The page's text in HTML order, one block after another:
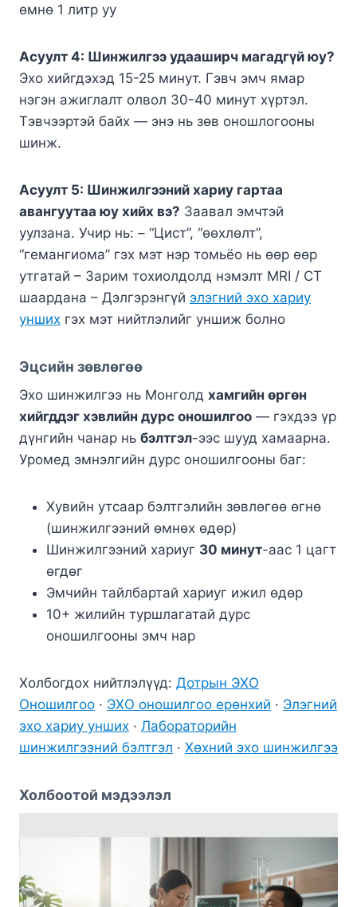
өмнө 1 литр уу
Асуулт 4: Шинжилгээ удааширч магадгүй юу?
Эхо хийгдэхэд 15-25 минут. Гэвч эмч ямар
нэгэн ажиглалт олвол 30-40 минут хүртэл.
Тэвчээртэй байх — энэ нь зөв оношлогооны
шинж.
Асуулт 5: Шинжилгээний хариу гартаа
авангуутаа юу хийх вэ? Заавал эмчтэй
уулзана. Учир нь: – “Цист”, “өөхлөлт”,
“гемангиома” гэх мэт нэр томьёо нь өөр өөр
утгатай – Зарим тохиолдолд нэмэлт MRI / CT
шаардана – Дэлгэрэнгүй элэгний эхо хариу
унших гэх мэт нийтлэлийг уншиж болно
Эцсийн зөвлөгөө
Эхо шинжилгээ нь Монголд хамгийн өргөн
хийгддэг хэвлийн дурс оношилгоо — гэхдээ үр
дүнгийн чанар нь бэлтгэл-ээс шууд хамаарна.
Уромед эмнэлгийн дурс оношилгооны баг:
Хувийн утсаар бэлтгэлийн зөвлөгөө өгнө
(шинжилгээний өмнөх өдөр)
Шинжилгээний хариуг 30 минут-аас 1 цагт
өгдөг
Эмчийн тайлбартай хариуг ижил өдөр
10+ жилийн туршлагатай дурс
оношилгооны эмч нар
Холбогдох нийтлэлүүд: Дотрын ЭХО
Оношилгоо · ЭХО оношилгоо ерөнхий · Элэгний
эхо хариу унших · Лабораторийн
шинжилгээний бэлтгэл · Хөхний эхо шинжилгээ
Холбоотой мэдээлэл